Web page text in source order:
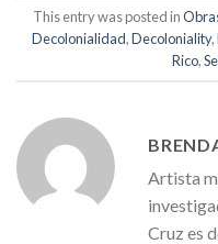
This entry was posted in
Decolonialidad,Decoloniality,
Rico,
Artista
Cruz es